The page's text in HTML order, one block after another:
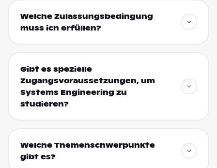
Welche Zulassungsbedingung
muss ich erfüllen?
Gibt es spezielle
Zugangsvoraussetzungen, um
Systems Engineering zu
studieren?
Welche Themenschwerpunkte
gibt es?